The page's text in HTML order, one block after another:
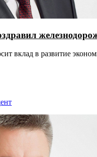
вклад в развитие